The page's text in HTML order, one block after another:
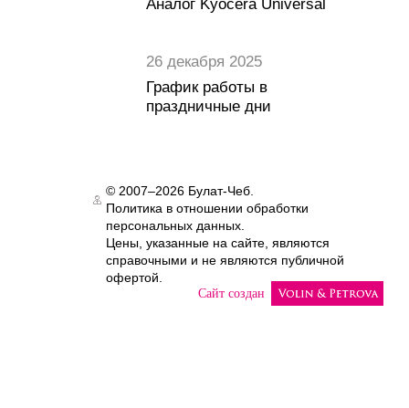
26 декабря 2025
График работы в
праздничные дни
Сайт создан
© 2007–2026 Булат-Чеб.
Политика в отношении обработки
персональных данных.
Цены, указанные на сайте, являются
справочными и не являются публичной
офертой.
Authorization